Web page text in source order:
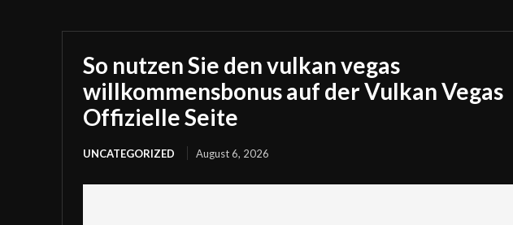
So nutzen Sie den vulkan vegas
willkommensbonus auf der Vulkan Vegas
Offizielle Seite
UNCATEGORIZED August 6, 2026